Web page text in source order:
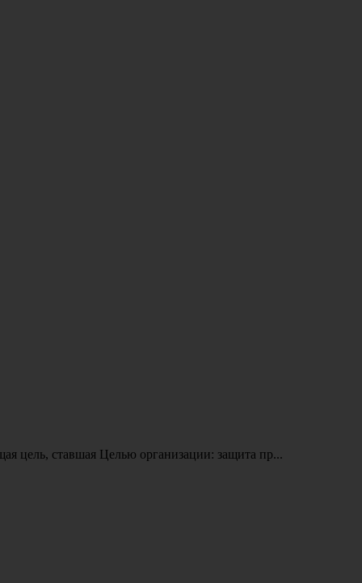
цель, ставшая Целью организации: защита пр...